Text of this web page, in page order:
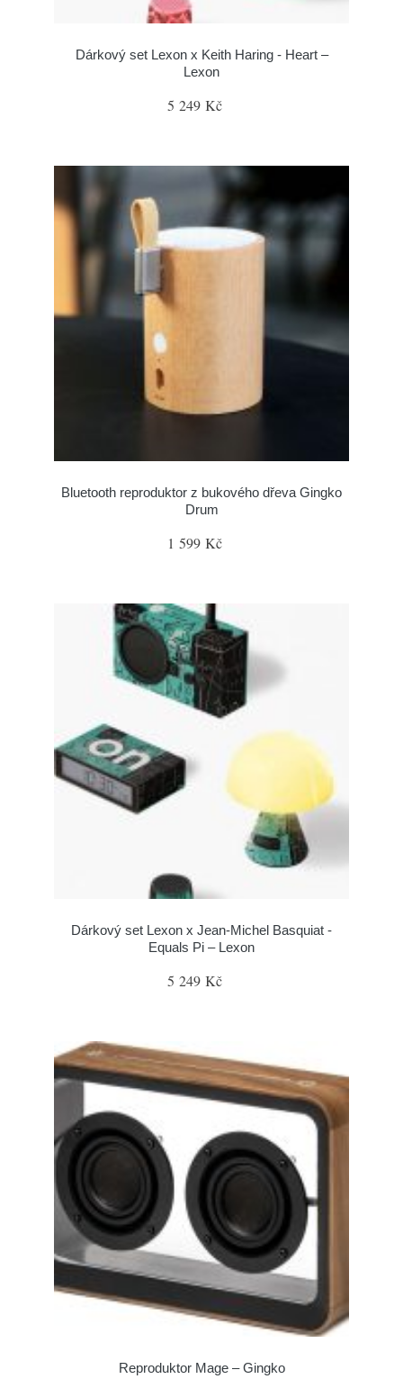
Dárkový set Lexon x Keith Haring - Heart –
Lexon
5 249 Kč
Bluetooth reproduktor z bukového dřeva Gingko
Drum
1 599 Kč
Dárkový set Lexon x Jean-Michel Basquiat -
Equals Pi – Lexon
5 249 Kč
Reproduktor Mage – Gingko